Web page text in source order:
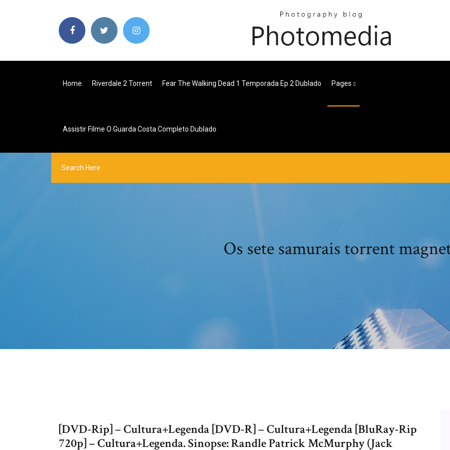
Home Riverdale 2 Torrent Fear The Walking Dead 1 Temporada Ep 2 Dublado Pages
Assistir Filme O Guarda Costa Completo Dublado
Os sete samurais torrent
[DVD-Rip] – Cultura+Legenda [DVD-R] – Cultura+Legenda [BluRay-Rip
720p] – Cultura+Legenda. Sinopse: Randle Patrick McMurphy (Jack